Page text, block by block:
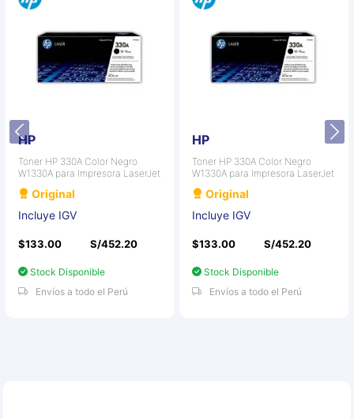
HP
Toner HP 330A Color Negro
W1330A para Impresora LaserJet
Original
Incluye IGV
$133.00 S/452.20
Stock Disponible
Envíos a todo el Perú
HP
Toner HP 330A Color Negro
W1330A para Impresora LaserJet
Original
Incluye IGV
$133.00 S/452.20
Stock Disponible
Envíos a todo el Perú